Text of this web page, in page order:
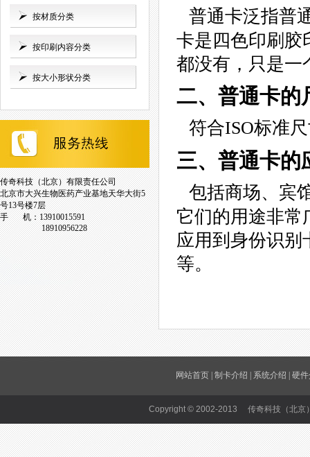
按材质分类
按印刷内容分类
按大小形状分类
传奇科技（北京）有限责任公司
北京市大兴生物医药产业基地天华大街5
号13号楼7层
手 机：13910015591
18910956228
普通卡泛指普
卡是四色印刷胶
都没有，只是一
二、普通卡的
符合ISO标准
三、普通卡的
包括商场、宾
它们的用途非常
应用到身份识别
等。
网站首页| 制卡介绍 系统介绍 硬
Copyright © 2002-2013 传奇科技（北京